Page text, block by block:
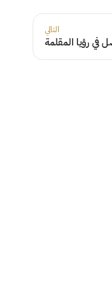
التالي
في رؤيا المقلمة